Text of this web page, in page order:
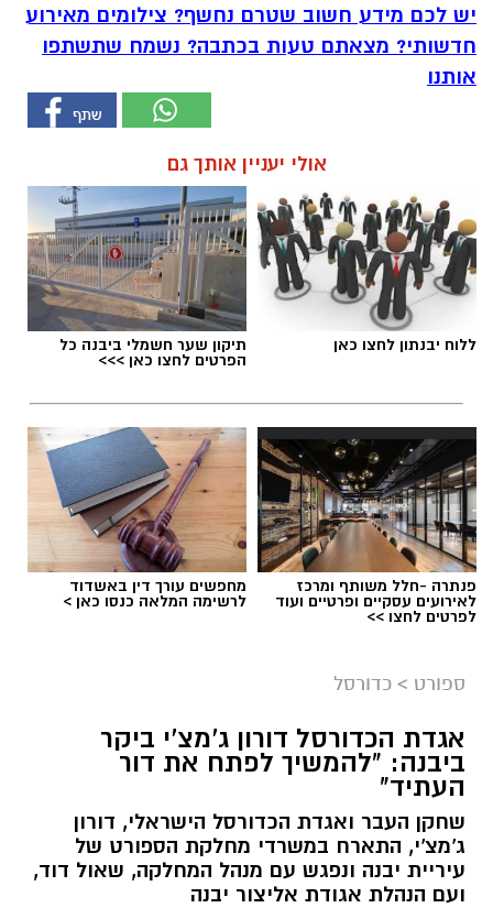
יש לכם מידע חשוב שטרם נחשף? צילומים מאירוע
חדשותי? מצאתם טעות בכתבה? נשמח שתשתפו
אותנו
אולי יעניין אותך גם
ללוח יבנתון לחצו כאן תיקון שער חשמלי ביבנה כל
הפרטים לחצו כאן >>>
פנתרה -חלל משותף ומרכז
לאירועים עסקיים ופרטיים ועוד
לפרטים לחצו >>
מחפשים עורך דין באשדוד
לרשימה המלאה כנסו כאן >
ספורט > כדורסל
אגדת הכדורסל דורון ג'מצ'י ביקר
ביבנה: "להמשיך לפתח את דור
העתיד"
שחקן העבר ואגדת הכדורסל הישראלי, דורון
ג'מצ'י, התארח במשרדי מחלקת הספורט של
עיריית יבנה ונפגש עם מנהל המחלקה, שאול דוד,
ועם הנהלת אגודת אליצור יבנה